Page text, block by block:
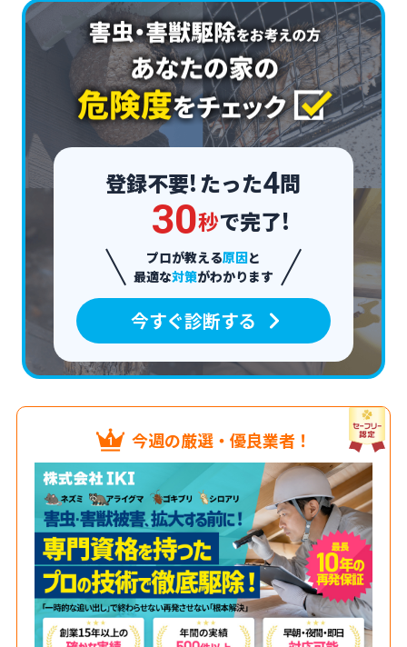
登録不要!たった4問
30秒で完了!
プロが教える原因と
最適な対策がわかります
今すぐ診断する
今週の厳選・優良業者！